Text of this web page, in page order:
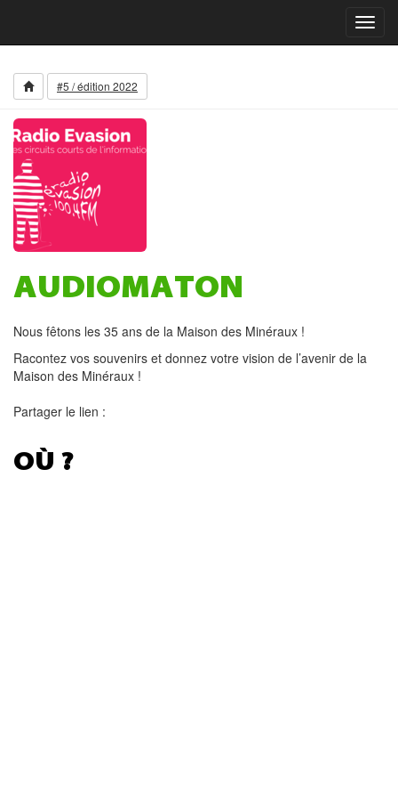
#5 / édition 2022
AUDIOMATON
Nous fêtons les 35 ans de la Maison des Minéraux !
Racontez vos souvenirs et donnez votre vision de l’avenir de la
Maison des Minéraux !
Partager le lien :
OÙ ?